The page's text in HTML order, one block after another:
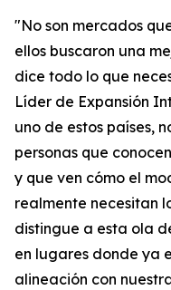
"No son mercados
ellos buscaron una
dice todo lo que
Líder de Expansión
uno de estos países,
personas que
y que ven cómo el
realmente necesitan
distingue a esta ola
en lugares donde ya
alineación con